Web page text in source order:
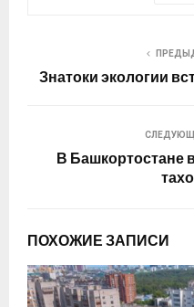
Знатоки экологии
В Башкортостане
ПОХОЖИЕ ЗАПИСИ